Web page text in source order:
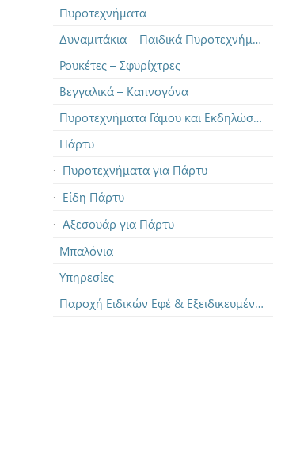
Πυροτεχνήματα
Δυναμιτάκια – Παιδικά Πυροτεχνήματα
Ρουκέτες – Σφυρίχτρες
Βεγγαλικά – Καπνογόνα
Πυροτεχνήματα Γάμου και Εκδηλώσεων
Πάρτυ
Πυροτεχνήματα για Πάρτυ
Είδη Πάρτυ
Αξεσουάρ για Πάρτυ
Μπαλόνια
Υπηρεσίες
Παροχή Ειδικών Εφέ & Εξειδικευμένων Πυροτεχνημάτων